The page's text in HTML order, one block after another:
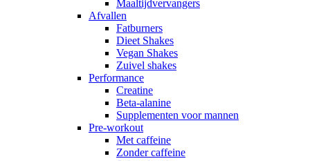
Maaltijdvervangers
Afvallen
Fatburners
Dieet Shakes
Vegan Shakes
Zuivel shakes
Performance
Creatine
Beta-alanine
Supplementen voor mannen
Pre-workout
Met caffeine
Zonder caffeine